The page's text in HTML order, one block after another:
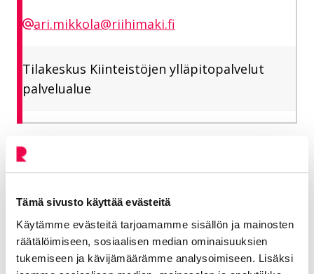
Tämä sivusto käyttää evästeitä
Käytämme evästeitä tarjoamamme sisällön ja mainosten
räätälöimiseen, sosiaalisen median ominaisuuksien
tukemiseen ja kävijämäärämme analysoimiseen. Lisäksi
ari.mikkola@riihimaki.fi
Tilakeskus Kiinteistöjen ylläpitopalvelut
palvelualue
Jaa:
Kategorioiden arkisto:Tiedotteet
Aihealueet:
Asu ja rakenna
Avainsanat:Liikunta ,Kiinteistöt